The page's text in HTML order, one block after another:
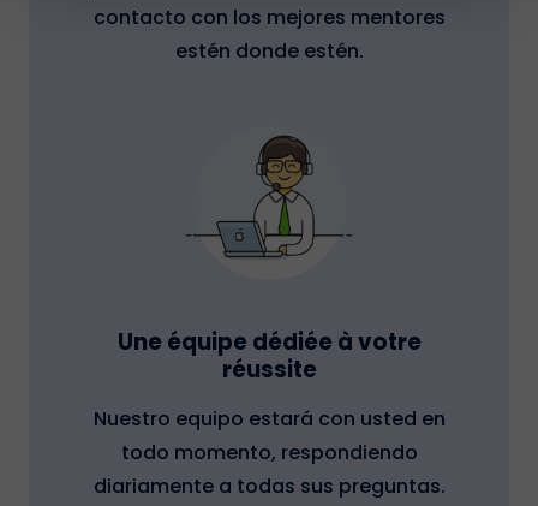
contacto con los mejores mentores
estén donde estén.
Une équipe dédiée à votre
réussite
Nuestro equipo estará con usted en
todo momento, respondiendo
diariamente a todas sus preguntas.